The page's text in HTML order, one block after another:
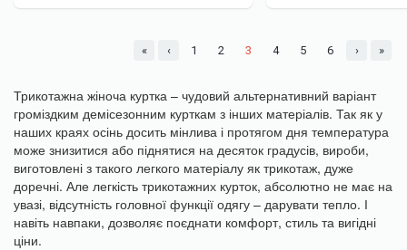
« ‹ 1 2 3 4 5 6 › »
Трикотажна жіноча куртка – чудовий альтернативний варіант
громіздким демісезонним курткам з інших матеріалів. Так як у
наших краях осінь досить мінлива і протягом дня температура
може знизитися або піднятися на десяток градусів, вироби,
виготовлені з такого легкого матеріалу як трикотаж, дуже
доречні. Але легкість трикотажних курток, абсолютно не має на
увазі, відсутність головної функції одягу – дарувати тепло. І
навіть навпаки, дозволяє поєднати комфорт, стиль та вигідні
ціни.